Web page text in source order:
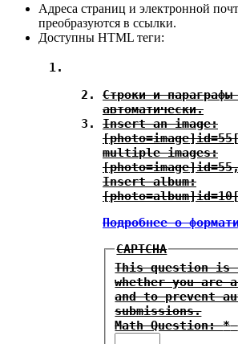
Адреса страниц и электронной
преобразуются в ссылки.
Доступны HTML теги:
Строки и параграфы
автоматически.
Insert an image:
multiple images:
Insert album:
Подробнее о
CAPTCHA
This question
whether you are
and to prevent
submissions.
Math Question:*